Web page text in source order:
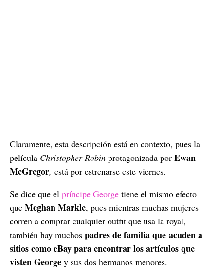
Claramente, esta descripción está en contexto, pues la
película Christopher Robin protagonizada por Ewan
McGregor, está por estrenarse este viernes.
Se dice que el príncipe George tiene el mismo efecto
que Meghan Markle, pues mientras muchas mujeres
corren a comprar cualquier outfit que usa la royal,
también hay muchos padres de familia que acuden a
sitios como eBay para encontrar los artículos que
visten George y sus dos hermanos menores.